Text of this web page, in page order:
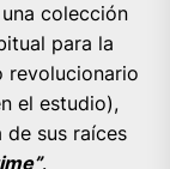
colección
para la
revolucionario
el estudio),
sus raíces
.